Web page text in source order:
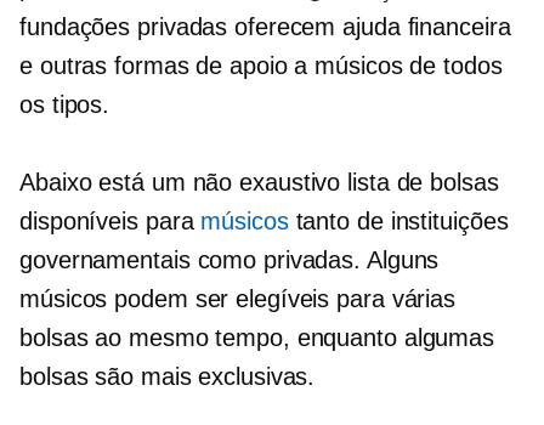
fundações privadas oferecem ajuda financeira
e outras formas de apoio a músicos de todos
os tipos.
Abaixo está um não exaustivo lista de bolsas
disponíveis para músicostanto de instituições
governamentais como privadas. Alguns
músicos podem ser elegíveis para várias
bolsas ao mesmo tempo, enquanto algumas
bolsas são mais exclusivas.